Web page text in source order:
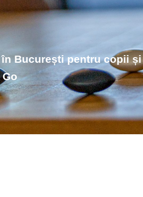
București pentru copii